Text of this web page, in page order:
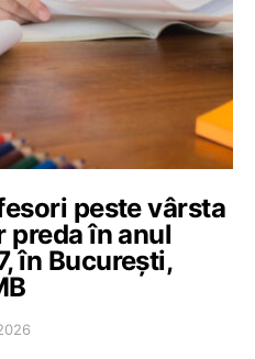
peste vârsta
preda în anul
în București,